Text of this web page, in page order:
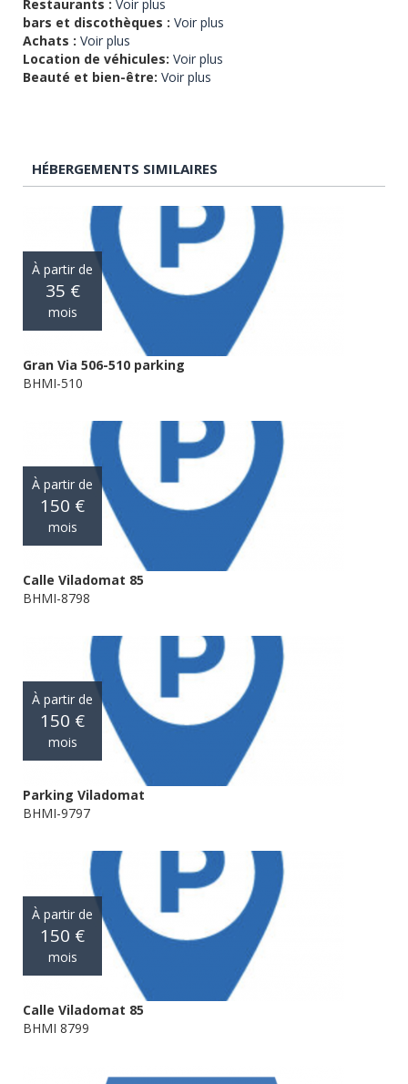
Restaurants : Voir plus
bars et discothèques : Voir plus
Achats : Voir plus
Location de véhicules: Voir plus
Beauté et bien-être: Voir plus
HÉBERGEMENTS SIMILAIRES
À partir de
35 €
mois
Gran Via 506-510 parking
BHMI-510
À partir de
150 €
mois
Calle Viladomat 85
BHMI-8798
À partir de
150 €
mois
Parking Viladomat
BHMI-9797
À partir de
150 €
mois
Calle Viladomat 85
BHMI 8799